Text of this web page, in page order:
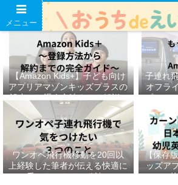
【Amazon Kids+】子ども向け
アプリアマゾンキッズプラスの
設定から退会方法までを解説ᵕ̈*
子連れ
オフラ
プライ
ワンオペ飛行機移動を20回以
上経験した筆者が伝える快適に
乗りきるための秘訣ᵕ̈*
【保存
ッズア
メニュー